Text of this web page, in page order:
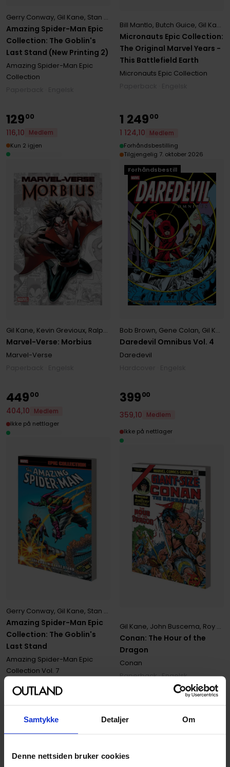
Samtykke Detaljer Om
Denne nettsiden bruker cookies
Amazing Spider-Man Epic
Collection: The Goblin's
Last Stand (New Printing 2)
Gerry Conway, Gil Kane, Stan Lee
Amazing Spider-Man Epic
Collection
Micronauts Epic Collection:
The Original Marvel Years -
This Battlefield Earth
Bill Mantlo, Butch Guice, Gil Kane
Micronauts Epic Collection
Marvel-Verse: Morbius
Gil Kane, Kevin Grevioux, Ralph Macchio
Marvel-Verse
12900
116,10
Medlem
Kun 2 igjen
Forhåndsbestill
Daredevil Omnibus Vol. 4
Bob Brown, Gene Colan, Gil Kane
Daredevil
1 24900
1 124,10
Medlem
Forhåndsbestilling
Tilgjengelig 7. oktober 2026
Amazing Spider-Man Epic
Collection: The Goblin's
Last Stand
Gerry Conway, Gil Kane, Stan Lee
Amazing Spider-Man Epic
Collection Vol. 7
44900
404,10
Medlem
Ikke på nettlager
Conan: The Hour of the
Dragon
Gil Kane, John Buscema, Roy Thomas
Conan
Paperback · Engelsk
39900
359,10
Medlem
Ikke på nettlager
249 399
359